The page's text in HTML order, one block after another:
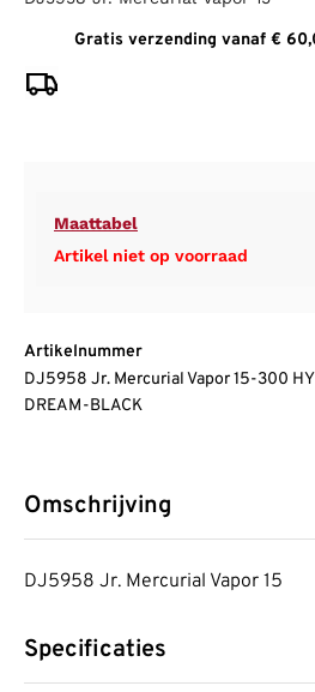
Gratis verzending vanaf €
Maattabel
Artikel niet op voorraad
Artikelnummer
DJ5958 Jr. Mercurial Vapor 15-300
DREAM-BLACK
Omschrijving
DJ5958 Jr. Mercurial Vapor 15
Specificaties